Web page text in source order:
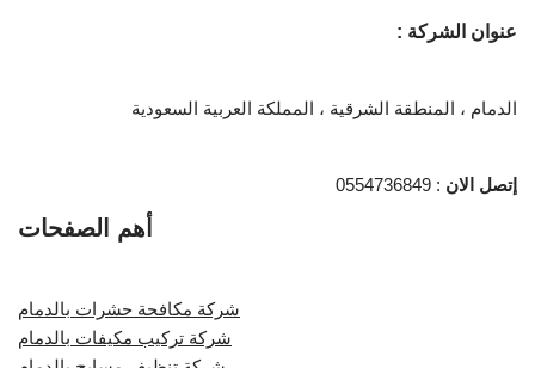
عنوان الشركة :
الدمام ، المنطقة الشرقية ، المملكة العربية السعودية
إتصل الان : 0554736849
أهم الصفحات
شركة مكافحة حشرات بالدمام
شركة تركيب مكيفات بالدمام